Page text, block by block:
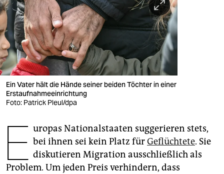
wahrheit
verlag
verlag
veranstaltungen
shop
fragen & hilfe
unterstützen
genossenschaft
Ein Vater hält die Hände seiner beiden Töchter in einer
Erstaufnahmeeinrichtung
Foto: Patrick Pleul/dpa
E uropas Nationalstaaten suggerieren stets,
bei ihnen sei kein Platz fürGeflüchtete. Sie
diskutieren Migration ausschließlich als
Problem. Um jeden Preis verhindern, dass